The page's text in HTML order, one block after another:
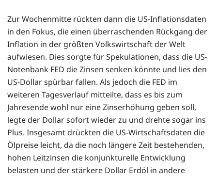
Zur Wochenmitte rückten dann die US-Inflationsdaten
in den Fokus, die einen überraschenden Rückgang der
Inflation in der größten Volkswirtschaft der Welt
aufwiesen. Dies sorgte für Spekulationen, dass die US-
Notenbank FED die Zinsen senken könnte und lies den
US-Dollar spürbar fallen. Als jedoch die FED im
weiteren Tagesverlauf mitteilte, dass es bis zum
Jahresende wohl nur eine Zinserhöhung geben soll,
legte der Dollar sofort wieder zu und drehte sogar ins
Plus. Insgesamt drückten die US-Wirtschaftsdaten die
Ölpreise leicht, da die noch längere Zeit bestehenden,
hohen Leitzinsen die konjunkturelle Entwicklung
belasten und der stärkere Dollar Erdöl in andere